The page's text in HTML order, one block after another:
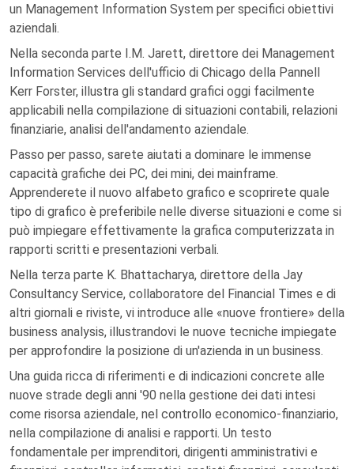
un Management Information System per specifici obiettivi
aziendali.
Nella seconda parte I.M. Jarett, direttore dei Management
Information Services dell'ufficio di Chicago della Pannell
Kerr Forster, illustra gli standard grafici oggi facilmente
applicabili nella compilazione di situazioni contabili, relazioni
finanziarie, analisi dell'andamento aziendale.
Passo per passo, sarete aiutati a dominare le immense
capacità grafiche dei PC, dei mini, dei mainframe.
Apprenderete il nuovo alfabeto grafico e scoprirete quale
tipo di grafico è preferibile nelle diverse situazioni e come si
può impiegare effettivamente la grafica computerizzata in
rapporti scritti e presentazioni verbali.
Nella terza parte K. Bhattacharya, direttore della Jay
Consultancy Service, collaboratore del Financial Times e di
altri giornali e riviste, vi introduce alle «nuove frontiere» della
business analysis, illustrandovi le nuove tecniche impiegate
per approfondire la posizione di un'azienda in un business.
Una guida ricca di riferimenti e di indicazioni concrete alle
nuove strade degli anni '90 nella gestione dei dati intesi
come risorsa aziendale, nel controllo economico-finanziario,
nella compilazione di analisi e rapporti. Un testo
fondamentale per imprenditori, dirigenti amministrativi e